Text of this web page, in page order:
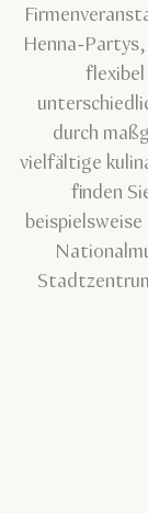
Henna-
durch
vielfältige
finden